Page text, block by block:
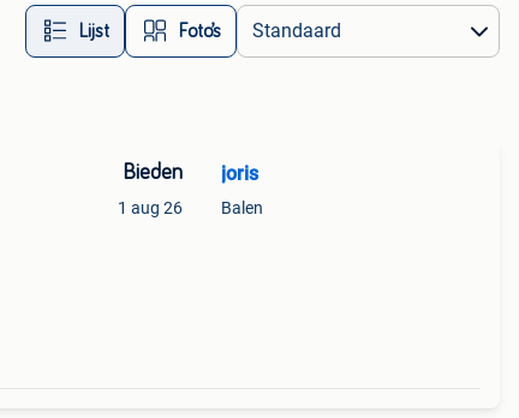
Lijst Foto’s
Bieden
1 aug 26
joris
Balen